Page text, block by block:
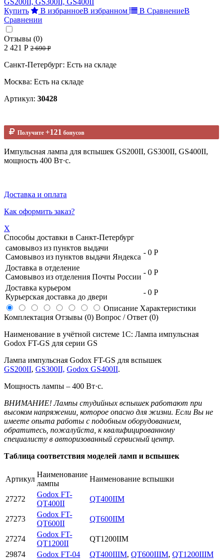
Купить В избранноеВ избранном В СравнениеВ
Сравнении
Отзывы (0)
2 421 Р 2 690 Р
Санкт-Петербург: Есть на складе
Москва: Есть на складе
Артикул: 30428
Получите +121 бонусов
Импульсная лампа для вспышек GS200II, GS300II, GS400II,
мощность 400 Вт·с.
Доставка и оплата
Как оформить заказ?
X
Способы доставки в Санкт-Петербург
самовывоз из пунктов выдачи
Самовывоз из пунктов выдачи Яндекса
- 0 Р
Доставка в отделение
Самовывоз из отделения Почты России
- 0 Р
Доставка курьером
Курьерская доставка до двери
- 0 Р
Описание Характеристики
Комплектация Отзывы (0) Вопрос / Ответ (0)
Наименование в учётной системе 1С: Лампа импульсная
Godox FT-GS для серии GS
Лампа импульсная Godox FT-GS для вспышек
GS200II, GS300II, Godox GS400II.
Мощность лампы – 400 Вт·с.
ВНИМАНИЕ! Лампы студийных вспышек работают при
высоком напряжении, которое опасно для жизни. Если Вы не
имеете опыта работы с подобным оборудованием,
обратитесь, пожалуйста, к квалифицированному
специалисту в авторизованный сервисный центр.
Таблица соответствия моделей ламп и вспышек
Артикул
Наименование
лампы
Наименование вспышки
27272
Godox FT-
QT400II
QT400IIM
27273
Godox FT-
QT600II
QT600IIM
27274
Godox FT-
QT1200II
QT1200IIM
29874
Godox FT-04 QT400IIIM, QT600IIIM, QT1200IIIM